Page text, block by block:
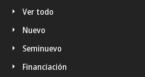
Ver todo
Nuevo
Seminuevo
Financiación